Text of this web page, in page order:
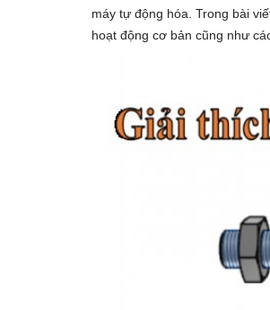
máy tự động hóa. Trong bài
hoạt động cơ bản cũng như